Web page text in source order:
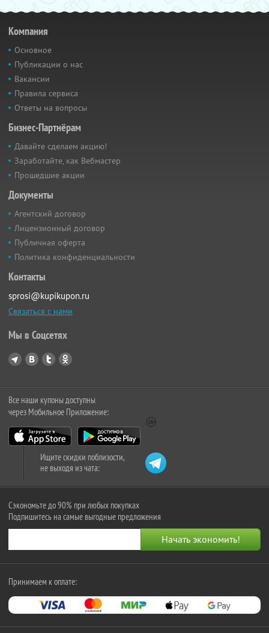
Компания
Основное
Публикации о нас
Вакансии
Правила сервиса
Ответы на вопросы
Бизнес-Партнёрам
Давайте сделаем акцию!
Заработайте, как Вебмастер
Прошедшие акции
Документы
Агентский договор
Лицензионный договор
Публичная оферта
Политика конфиденциальности
Контакты
sprosi@kupikupon.ru
Связаться с нами
Мы в Соцсетях
Все наши купоны доступны
через Мобильное Приложение:
Ищите скидки поблизости,
не выходя из чата:
Сэкономьте до 90% при любых покупках
Подпишитесь на самые выгодные предложения
Принимаем к оплате: